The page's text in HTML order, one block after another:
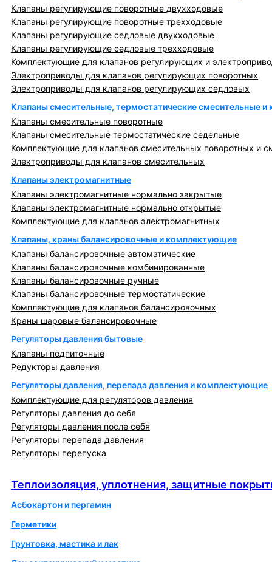
Клапаны регулирующие поворотные двухходовые
Клапаны регулирующие поворотные трехходовые
Клапаны регулирующие седловые двухходовые
Клапаны регулирующие седловые трехходовые
Комплектующие для клапанов регулирующих и
Электроприводы для клапанов регулирующих поворотных
Электроприводы для клапанов регулирующих седловых
Клапаны смесительные, термостатические смесительные
Клапаны смесительные поворотные
Клапаны смесительные термостатические седельные
Комплектующие для клапанов смесительных поворотных и
Электроприводы для клапанов смесительных
Клапаны электромагнитные
Клапаны электромагнитные нормально закрытые
Клапаны электромагнитные нормально открытые
Комплектующие для клапанов электромагнитных
Клапаны, краны балансировочные и комплектующие
Клапаны балансировочные автоматические
Клапаны балансировочные комбинированные
Клапаны балансировочные ручные
Клапаны балансировочные термостатические
Комплектующие для клапанов балансировочных
Краны шаровые балансировочные
Регуляторы давления бытовые
Клапаны подпиточные
Редукторы давления
Регуляторы давления, перепада давления и комплектующие
Комплектующие для регуляторов давления
Регуляторы давления до себя
Регуляторы давления после себя
Регуляторы перепада давления
Регуляторы перепуска
Теплоизоляция, уплотнения, защитные
Асбокартон и пергамин
Герметики
Грунтовка, мастика и лак